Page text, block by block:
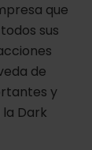
que
sus
de
y
Dark